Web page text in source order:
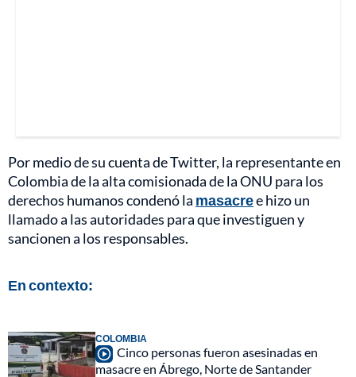
Por medio de su cuenta de Twitter, la representante en
Colombia de la alta comisionada de la ONU para los
derechos humanos condenó la masacree hizo un
llamado a las autoridades para que investiguen y
sancionen a los responsables.
En contexto:
COLOMBIA
Cinco personas fueron asesinadas en
masacre en Ábrego, Norte de Santander